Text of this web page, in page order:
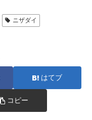
ニザダイ
はてブ
コピー